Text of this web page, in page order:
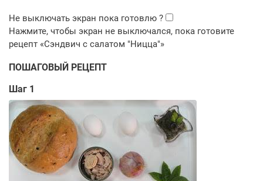
ПОШАГОВЫЙ РЕЦЕПТ
Шаг 1